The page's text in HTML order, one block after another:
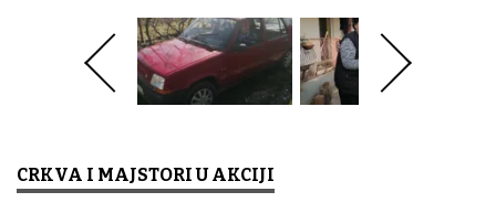
CRKVA I MAJSTORI U AKCIJI